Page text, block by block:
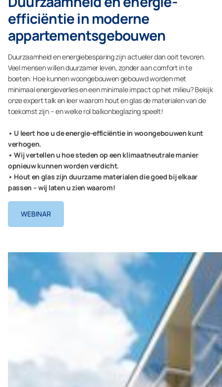
efficiëntie in moderne
appartementsgebouwen
Duurzaamheid en energiebesparing zijn actueler dan ooit tevoren.
Veel mensen willen duurzamer leven, zonder aan comfort in te
boeten. Hoe kunnen woongebouwen gebouwd worden met
minimaal energieverlies en een minimale impact op het milieu? Bekijk
onze expert talk en leer waarom hout en glas de materialen van de
toekomst zijn – en welke rol balkonbeglazing speelt!
• U leert hoe u de energie-efficiëntie in woongebouwen kunt
verhogen.
• Wij vertellen u hoe steden op een klimaatneutrale manier
opnieuw kunnen worden verdicht.
• Hout en glas zijn duurzame materialen die goed bij elkaar
passen – wij laten u zien waarom!
WEBINAR